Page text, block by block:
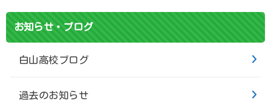
お知らせ・ブログ
白山高校ブログ
過去のお知らせ